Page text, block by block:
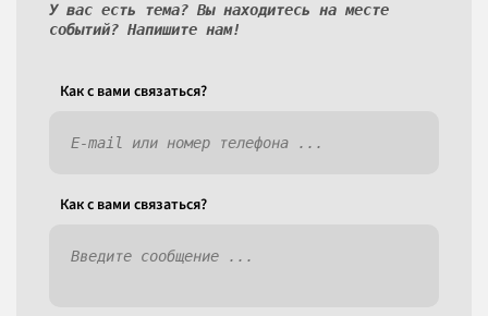
У вас есть тема? Вы находитесь на месте
событий? Напишите нам!
Как c вами связаться?
Как c вами связаться?